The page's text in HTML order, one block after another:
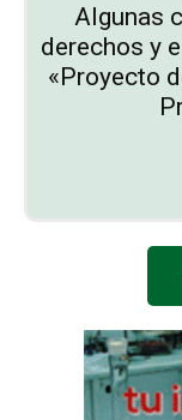
Algunas
derechos y
«Proyecto